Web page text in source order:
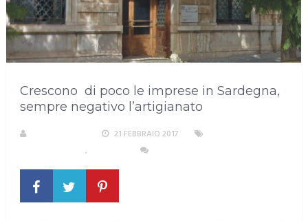
Crescono di poco le imprese in Sardegna,
sempre negativo l’artigianato
21 FEBBRAIO 2017
,